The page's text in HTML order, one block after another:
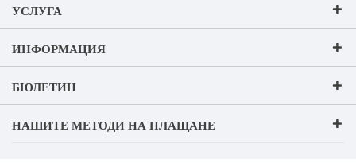
УСЛУГА
ИНФОРМАЦИЯ
БЮЛЕТИН
НАШИТЕ МЕТОДИ НА ПЛАЩАНЕ